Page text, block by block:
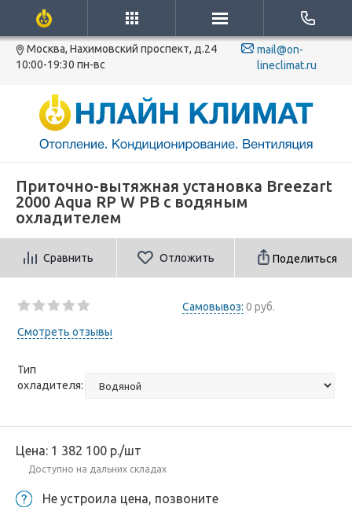
Москва, Нахимовский проспект, д.24
10:00-19:30 пн-вс
mail@on-
lineclimat.ru
Приточно-вытяжная установка Breezart
2000 Aqua RP W PB с водяным
охладителем
Сравнить Отложить Поделиться
Самовывоз: 0 руб.
Смотреть отзывы
Тип
охладителя:
Цена: 1 382 100 р./шт
Доступно на дальних складах
Не устроила цена, позвоните